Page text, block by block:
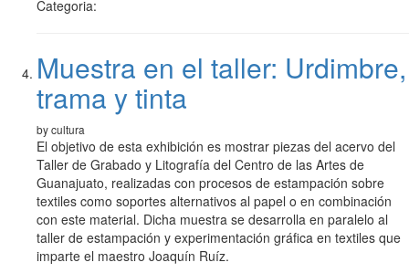
Categoria:
Muestra en el taller: Urdimbre,
trama y tinta
by cultura
El objetivo de esta exhibición es mostrar piezas del acervo del
Taller de Grabado y Litografía del Centro de las Artes de
Guanajuato, realizadas con procesos de estampación sobre
textiles como soportes alternativos al papel o en combinación
con este material. Dicha muestra se desarrolla en paralelo al
taller de estampación y experimentación gráfica en textiles que
imparte el maestro Joaquín Ruíz.